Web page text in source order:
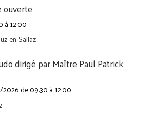
ouverte
à 12:00
en-Sallaz
dirigé par Maître Paul Patrick
2026de 09:30 à 12:00